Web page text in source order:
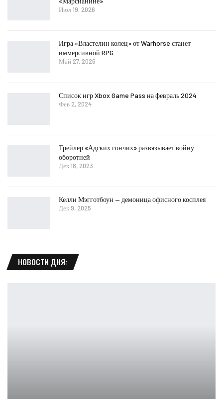
Июл 19, 2026
Игра «Властелин колец» от Warhorse станет
иммерсивной RPG
Май 27, 2026
Список игр Xbox Game Pass на февраль 2024
Фев 2, 2024
Трейлер «Адских гончих» развязывает войну
оборотней
Дек 18, 2023
Келли Мэгготбоун — демоница офисного косплея
Дек 9, 2025
НОВОСТИ ДНЯ: